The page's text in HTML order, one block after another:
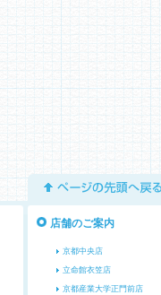
ページの先頭へ戻る
店舗のご案内
京都中央店
立命館衣笠店
京都産業大学正門前店